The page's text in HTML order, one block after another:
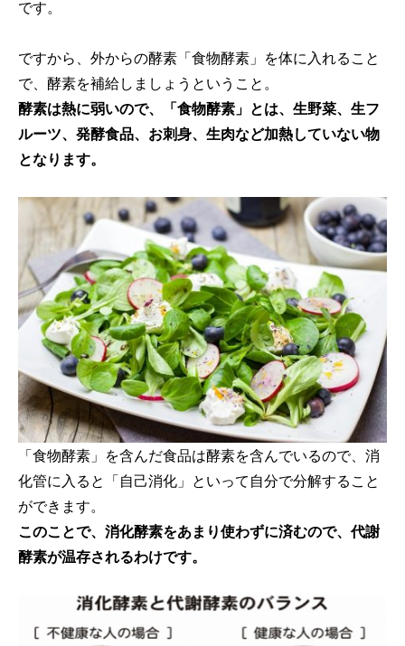
です。
ですから、外からの酵素「食物酵素」を体に入れること
で、酵素を補給しましょうということ。
酵素は熱に弱いので、「食物酵素」とは、生野菜、生フ
ルーツ、発酵食品、お刺身、生肉など加熱していない物
となります。
「食物酵素」を含んだ食品は酵素を含んでいるので、消
化管に入ると「自己消化」といって自分で分解すること
ができます。
このことで、消化酵素をあまり使わずに済むので、代謝
酵素が温存されるわけです。